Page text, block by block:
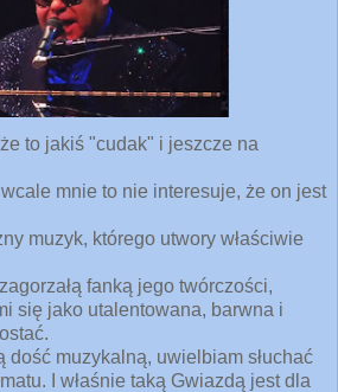
to jakiś "cudak" i jeszcze na
mnie to nie interesuje, że on jest
muzyk, którego utwory właściwie
fanką jego twórczości,
się jako utalentowana, barwna i
dość muzykalną, uwielbiam słuchać
I właśnie taką Gwiazdą jest dla